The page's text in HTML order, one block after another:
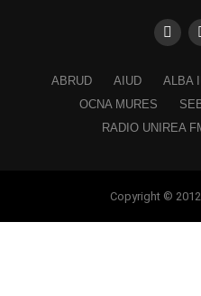
ABRUD AIUD ALBA
OCNA MURES
RADIO UNIREA
Copyright © 2012